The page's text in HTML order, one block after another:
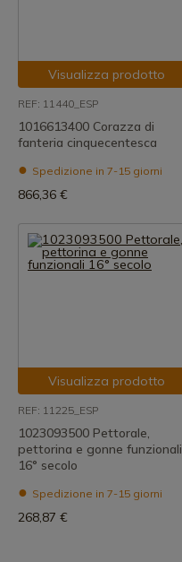
Visualizza prodotto
REF: 11440_ESP
1016613400 Corazza di
fanteria cinquecentesca
Spedizione in 7-15 giorni
866,36 €
Visualizza prodotto
REF: 11225_ESP
1023093500 Pettorale,
pettorina e gonne funzionali
16° secolo
Spedizione in 7-15 giorni
268,87 €